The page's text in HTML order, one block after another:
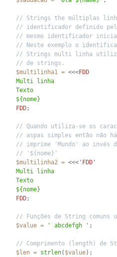
// Strings the múltiplas
// identificador definido
// mesmo identificador
// Neste exemplo o
// Strings multi linha
// de strings.
$multilinha1 = <<<FDD
Multi linha
Texto
FDD;
// Quando utiliza-se os
// aspas simples então não
// imprime 'Mundo' ao invés
// '${nome}'
$multilinha2 = <<<' FDD '
Multi linha
Texto
FDD;
// Funções de String
$value = ' abcdefgh ' ;
// Comprimento (length) de
$len = strlen( $value) ;